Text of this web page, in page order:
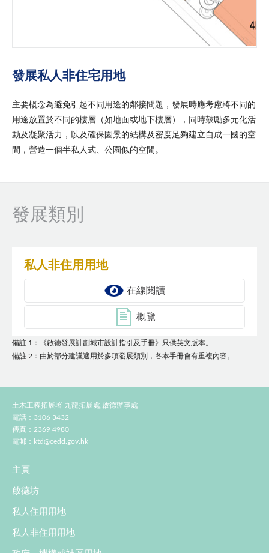
發展私人非住宅用地
主要概念為避免引起不同用途的鄰接問題，發展時應考慮將不同的
用途放置於不同的樓層（如地面或地下樓層），同時鼓勵多元化活
動及凝聚活力，以及確保園景的結構及密度足夠建立自成一國的空
間，營造一個半私人式、公園似的空間。
發展類別
私人非住用用地
在線閱讀
概覽
備註 1：《啟德發展計劃城市設計指引及手冊》只供英文版本。
備註 2：由於部分建議適用於多項發展類別，各本手冊會有重複內容。
土木工程拓展署 九龍拓展處,啟德辦事處
電話：3106 3432
傳真：2369 4980
電郵： ktd@cedd.gov.hk
主頁
啟德坊
私人住用用地
私人非住用用地